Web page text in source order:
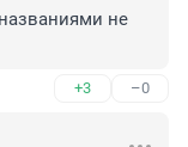
не
+3 –0